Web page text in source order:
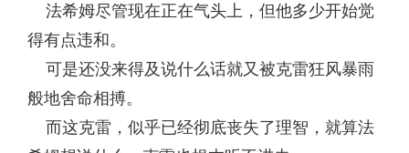
法希姆尽管现在正在气头上，但他多少开始觉
得有点违和。
可是还没来得及说什么话就又被克雷狂风暴雨
般地舍命相搏。
而这克雷，似乎已经彻底丧失了理智，就算法